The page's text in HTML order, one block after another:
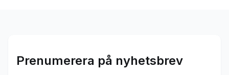
Prenumerera på nyhetsbrev